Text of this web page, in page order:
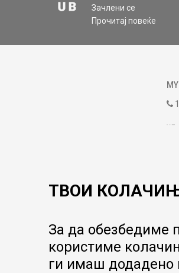
Зачлени се
Прочитај повеќе
ТВОИ
За да обезбедиме
користиме
ги имаш додадено